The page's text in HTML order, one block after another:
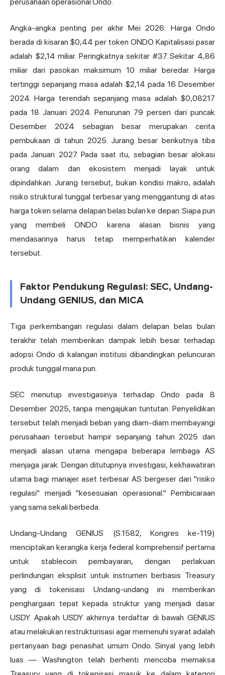
Angka-angka penting per akhir Mei 2026: Harga Ondo
berada di kisaran $0,44 per token ONDO. Kapitalisasi pasar
adalah $2,14 miliar. Peringkatnya sekitar #37. Sekitar 4,86
miliar dari pasokan maksimum 10 miliar beredar. Harga
tertinggi sepanjang masa adalah $2,14 pada 16 Desember
2024. Harga terendah sepanjang masa adalah $0,08217
pada 18 Januari 2024. Penurunan 79 persen dari puncak
Desember 2024 sebagian besar merupakan cerita
pembukaan di tahun 2025. Jurang besar berikutnya tiba
pada Januari 2027. Pada saat itu, sebagian besar alokasi
orang dalam dan ekosistem menjadi layak untuk
dipindahkan. Jurang tersebut, bukan kondisi makro, adalah
risiko struktural tunggal terbesar yang menggantung di atas
harga token selama delapan belas bulan ke depan. Siapa pun
yang membeli ONDO karena alasan bisnis yang
mendasarinya harus tetap memperhatikan kalender
tersebut.
Faktor Pendukung Regulasi: SEC, Undang-
Undang GENIUS, dan MiCA
Tiga perkembangan regulasi dalam delapan belas bulan
terakhir telah memberikan dampak lebih besar terhadap
adopsi Ondo di kalangan institusi dibandingkan peluncuran
produk tunggal mana pun.
SEC menutup investigasinya terhadap Ondo pada 8
Desember 2025, tanpa mengajukan tuntutan. Penyelidikan
tersebut telah menjadi beban yang diam-diam membayangi
perusahaan tersebut hampir sepanjang tahun 2025 dan
menjadi alasan utama mengapa beberapa lembaga AS
menjaga jarak. Dengan ditutupnya investigasi, kekhawatiran
utama bagi manajer aset terbesar AS bergeser dari "risiko
regulasi" menjadi "kesesuaian operasional." Pembicaraan
yang sama sekali berbeda.
Undang-Undang GENIUS (S.1582, Kongres ke-119)
menciptakan kerangka kerja federal komprehensif pertama
untuk stablecoin pembayaran, dengan perlakuan
perlindungan eksplisit untuk instrumen berbasis Treasury
yang di tokenisasi. Undang-undang ini memberikan
penghargaan tepat kepada struktur yang menjadi dasar
USDY. Apakah USDY akhirnya terdaftar di bawah GENIUS
atau melakukan restrukturisasi agar memenuhi syarat adalah
pertanyaan bagi penasihat umum Ondo. Sinyal yang lebih
luas — Washington telah berhenti mencoba memaksa